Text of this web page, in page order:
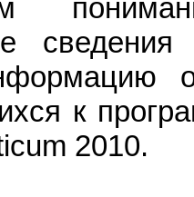
к
2010.